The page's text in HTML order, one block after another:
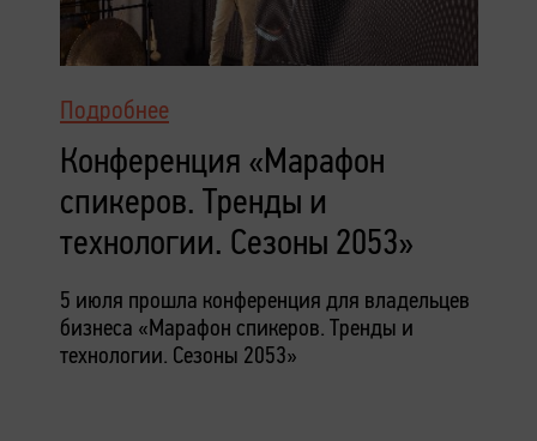
Подробнее
Конференция «Марафон
спикеров. Тренды и
технологии. Сезоны 2053»
5 июля прошла конференция для владельцев
бизнеса «Марафон спикеров. Тренды и
технологии. Сезоны 2053»